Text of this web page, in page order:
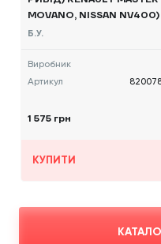
MOVANO, NISSAN
8200789594 Б/В
Б.У.
Виробник
Артикул
1 575 грн
КУПИТИ